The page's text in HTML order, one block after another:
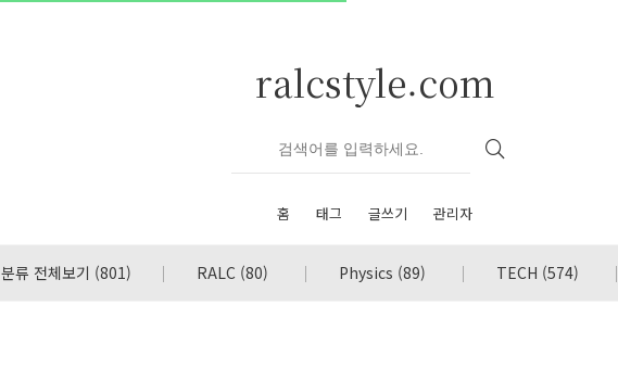
ralcstyle.com
홈 태그 글쓰기 관리자
분류 전체보기 (801) RALC (80) Physics (89) TECH (574)